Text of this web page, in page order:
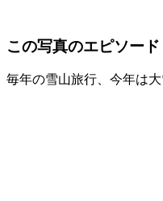
この写真のエピソード
毎年の雪山旅行、今年は